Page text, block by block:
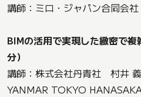
講師：ミロ・ジャパン合同会
BIMの活用で実現した緻密で
分）
講師：株式会社丹青社 村井
YANMAR TOKYO